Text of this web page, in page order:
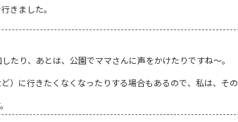
きました。
たり、あとは、公園でママさんに声をかけたりですね～。
）に行きたくなくなったりする場合もあるので、私は、その